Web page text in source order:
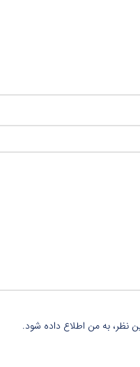
نظر، به من اطلاع داده شود.